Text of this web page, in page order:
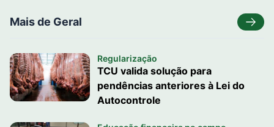
Mais de Geral
Regularização
TCU valida solução para
pendências anteriores à Lei do
Autocontrole